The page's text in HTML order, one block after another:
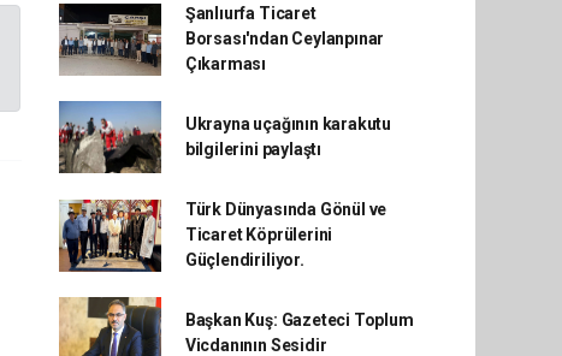
Şanlıurfa Ticaret
Borsası'ndan Ceylanpınar
Çıkarması
Ukrayna uçağının karakutu
bilgilerini paylaştı
Türk Dünyasında Gönül ve
Ticaret Köprülerini
Güçlendiriliyor.
Başkan Kuş: Gazeteci Toplum
Vicdanının Sesidir